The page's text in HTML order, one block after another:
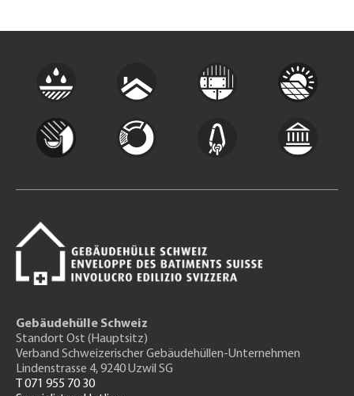
Gebäudehülle Schweiz
Standort Ost (Hauptsitz)
Verband Schweizerischer Gebäudehüllen-Unternehmen
Lindenstrasse 4, 9240 Uzwil SG
T 071 955 70 30